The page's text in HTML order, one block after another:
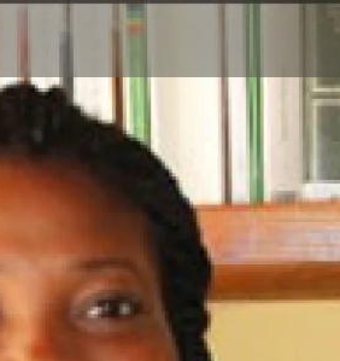
Aller au contenu